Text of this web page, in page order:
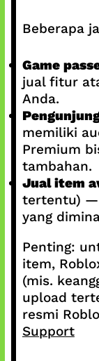
Beberapa
Game
jual fitur
Anda.
memiliki
Premium
tambahan.
Jual item
tertentu) —
yang
Penting:
item,
(mis.
upload
resmi
Support